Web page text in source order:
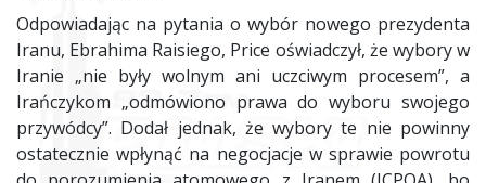
Odpowiadając na pytania o wybór nowego prezydenta
Iranu, Ebrahima Raisiego, Price oświadczył, że wybory w
Iranie „nie były wolnym ani uczciwym procesem”, a
Irańczykom „odmówiono prawa do wyboru swojego
przywódcy”. Dodał jednak, że wybory te nie powinny
ostatecznie wpłynąć na negocjacje w sprawie powrotu